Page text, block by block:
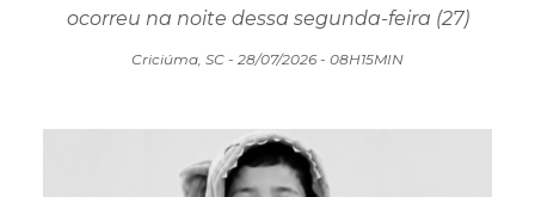
Fumaça
Acidente entre uma motocicleta e um Ford Fiesta
Criciúma, SC - 28/07/2026 - 08H15MIN